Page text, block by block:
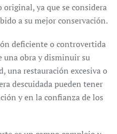
original, ya que se considera
a su mejor conservación.
deficiente o controvertida
una obra y disminuir su
una restauración excesiva o
descuidada pueden tener
y en la confianza de los